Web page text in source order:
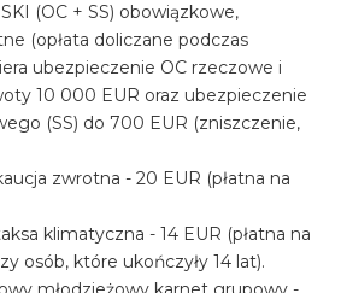
(OC + SS) obowiązkowe,
(opłata doliczane podczas
ubezpieczenie OC rzeczowe i
10 000 EUR oraz ubezpieczenie
(SS) do 700 EUR (zniszczenie,
zwrotna - 20 EUR (płatna na
klimatyczna - 14 EUR (płatna na
osób, które ukończyły 14 lat).